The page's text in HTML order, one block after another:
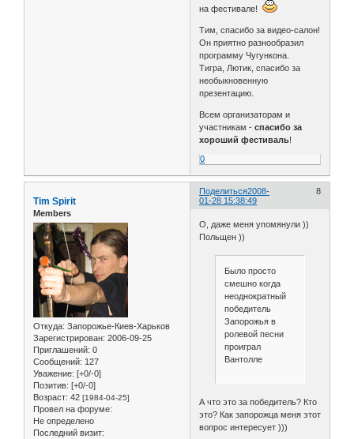
на фестивале!
Тим, спасибо за видео-салон!
Он приятно разнообразил
программу Чугункона.
Тигра, Лютик, спасибо за
необыкновенную
презентацию.
Всем организаторам и
участникам -спасибо за
хороший фестиваль!
0
Поделиться 8
2008-
01-28 15:38:49
Tim Spirit
Members
Откуда: Запорожье-Киев-Харьков
Зарегистрирован: 2006-09-25
Приглашений: 0
Сообщений: 127
Уважение: [+0/-0]
Позитив: [+0/-0]
Возраст: 42 [1984-04-25]
Провел на форуме:
Не определено
Последний визит:
О, даже меня упомянули ))
Польщен ))
Было просто
смешно когда
неоднократный
победитель
Запорожья в
ролевой песни
проиграл
Вантолле
А что это за победитель? Кто
это? Как запорожца меня этот
вопрос интересует )))